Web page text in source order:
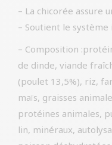
– La chicorée assure
– Soutient le
– Composition
de dinde, viande
(poulet 13,5%), riz,
maïs, graisses
protéines animales,
lin, minéraux,